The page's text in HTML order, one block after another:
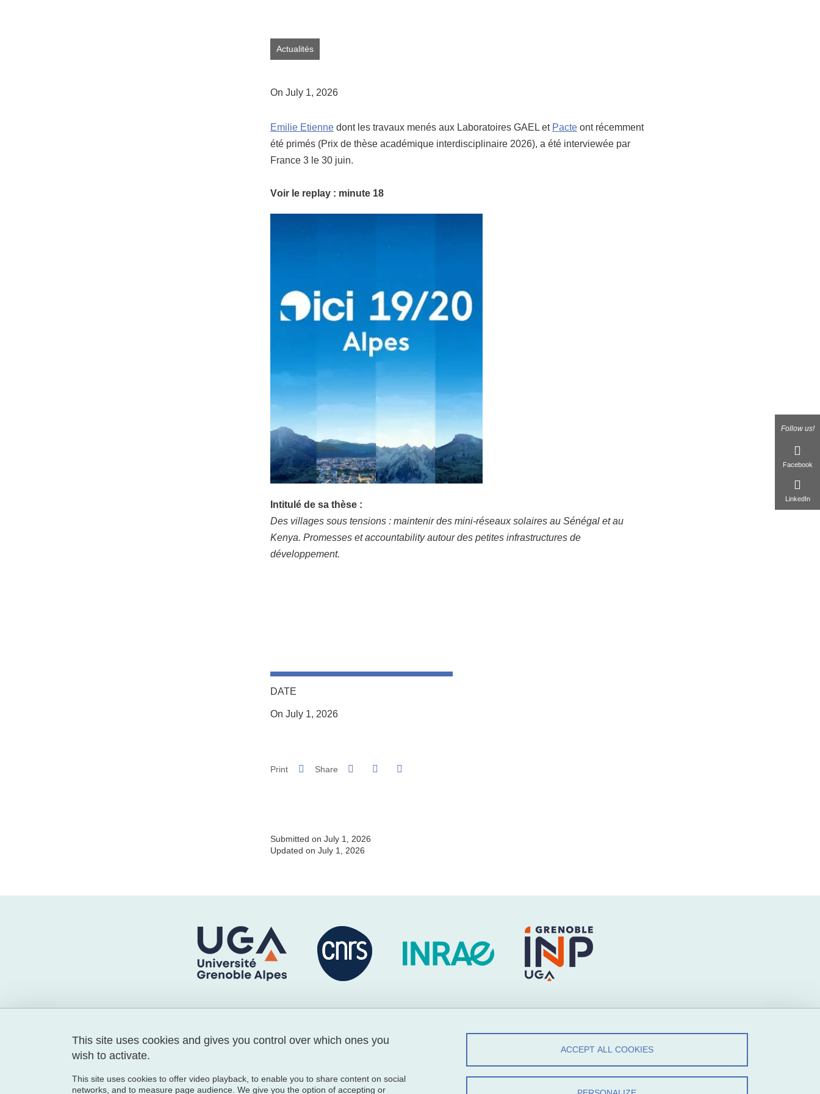
Follow us!
Facebook
LinkedIn
Actualités
On July 1, 2026
Emilie Etiennedont les travaux menés auxLaboratoires GAEL et Pacte ont récemment
été primés (Prix Pri
de thèse académique interdisciplinaire 2026), a été interviewée par
France 3 le 30 juin.
Voir le replay : minute 18
Intitulé de sa thèse :
Des villages sous tensions : maintenir des mini-réseaux solaires au Sénégal et au
Kenya. Promesses et accountability autour des petites infrastructures de
développement.
DATE
On July 1, 2026
Print Share Share on Facebook
Share on LinkedIn
Submitted on July 1, 2026
Updated on July 1, 2026
🔵 GAEL Laboratory
1241 rue des Résidences
France
Menu footer
Contact
Legal notices
Follow Us!
LinkedIn
This site uses cookies and gives you control over which ones you
wish to activate.
This site uses cookies to offer video playback, to enable you to share content on social
networks, and to measure page audience. We give you the option of accepting or
ACCEPT ALL COOKIES